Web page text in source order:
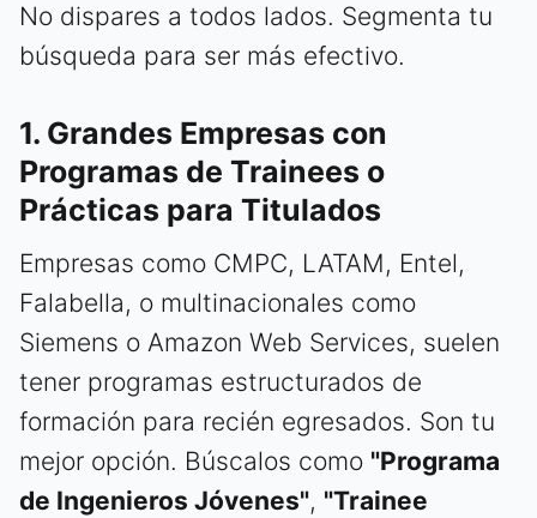
No dispares a todos lados. Segmenta tu
búsqueda para ser más efectivo.
1. Grandes Empresas con
Programas de Trainees o
Prácticas para Titulados
Empresas como CMPC, LATAM, Entel,
Falabella, o multinacionales como
Siemens o Amazon Web Services, suelen
tener programas estructurados de
formación para recién egresados. Son tu
mejor opción. Búscalos como "Programa
de Ingenieros Jóvenes", "Trainee